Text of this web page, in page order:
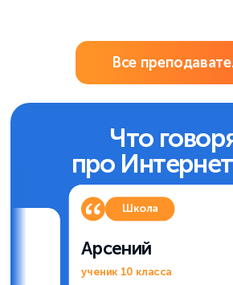
Все
Что
про
Школа
Арсений
ученик 10 класса